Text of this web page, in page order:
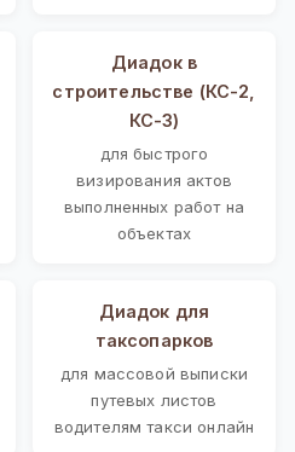
Диадок в
строительстве (КС-2,
КС-3)
для быстрого
визирования актов
выполненных работ на
объектах
Диадок для
таксопарков
для массовой выписки
путевых листов
водителям такси онлайн